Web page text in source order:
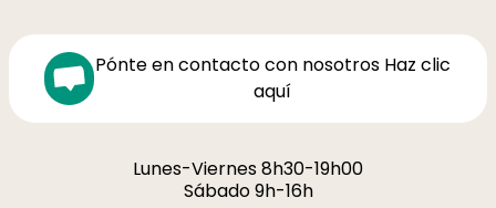
Pónte en contacto con nosotros Haz clic
aquí
Lunes-Viernes 8h30-19h00
Sábado 9h-16h